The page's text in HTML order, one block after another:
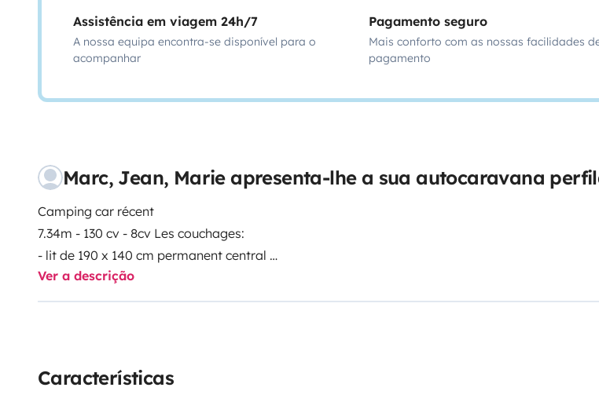
Assistência em viagem 24h/7
A nossa equipa encontra-se disponível para o
acompanhar
Pagamento seguro
Mais conforto com as nossas facilidades
pagamento
Marc, Jean, Marie apresenta-lhe a sua autocaravana
Camping car récent
7.34m - 130 cv - 8cv Les couchages:
- lit de 190 x 140 cm permanent central
- lit 140 pavillon
séparés Les équipements:
- store banne
Ver a descrição
Características